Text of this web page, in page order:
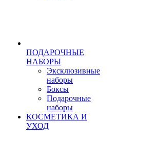
ПОДАРОЧНЫЕ
НАБОРЫ
Эксклюзивные
наборы
Боксы
Подарочные
наборы
КОСМЕТИКА И
УХОД